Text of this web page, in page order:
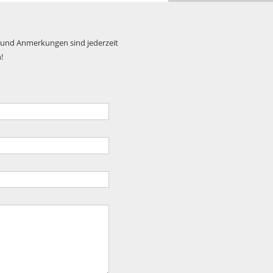
Anmerkungen sind jederzeit